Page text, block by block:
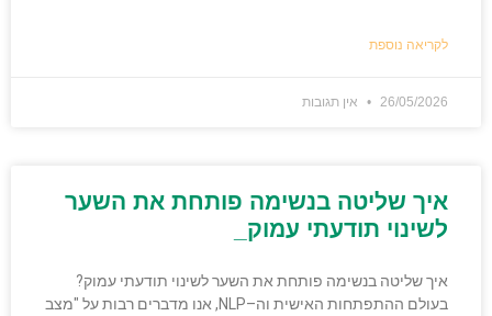
לקריאה נוספת
26/05/2026 אין תגובות
איך שליטה בנשימה פותחת את השער
לשינוי תודעתי עמוק_
איך שליטה בנשימה פותחת את השער לשינוי תודעתי עמוק?
בעולם ההתפתחות האישית וה–NLP, אנו מדברים רבות על "מצב